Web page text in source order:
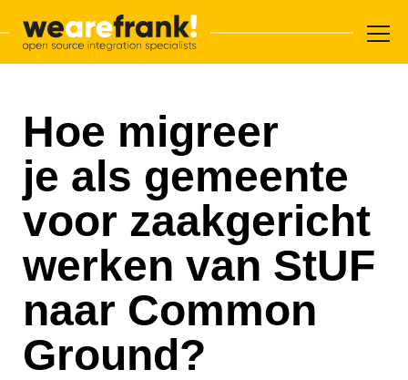
WeAreFrank!
Hoe migreer
je als gemeente
voor zaakgericht
werken van StUF
naar Common
Ground?